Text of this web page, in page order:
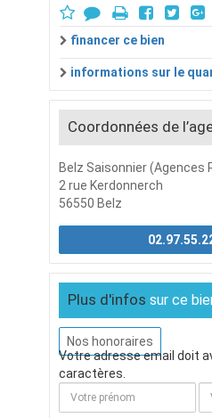
financer ce bien
informations sur le
Coordonnées de
Belz Saisonnier (Agences
2 rue Kerdonnerch
56550 Belz
Plus d'infos sur ce
Nos honoraires
Votre adresse email doit
caractères.